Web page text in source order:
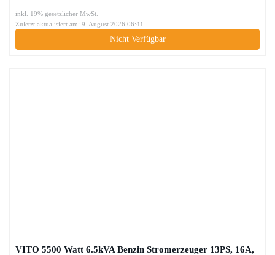
inkl. 19% gesetzlicher MwSt.
Zuletzt aktualisiert am: 9. August 2026 06:41
Nicht Verfügbar
VITO 5500 Watt 6.5kVA Benzin Stromerzeuger 13PS, 16A,